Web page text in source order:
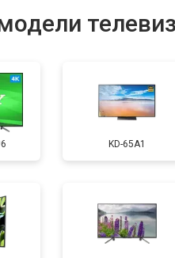
порта
Wi-Fi
подсветки
KD-65A1